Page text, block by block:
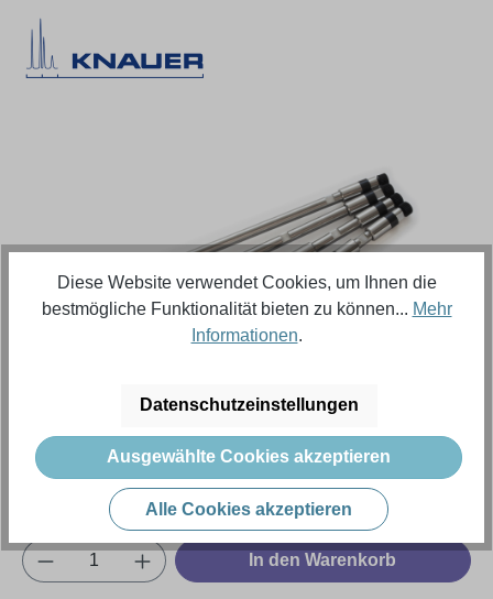
626,18 €
Inhalt: 1 Stück (Menge)
Preise exkl. MwSt. zzgl. Versandkosten
Produkt Anzahl: Gib den gewünschten
In den Warenkorb
Diese Website verwendet Cookies, um Ihnen die
bestmögliche Funktionalität bieten zu können... Mehr
Informationen.
Datenschutzeinstellungen
Ausgewählte Cookies akzeptieren
Alle Cookies akzeptieren